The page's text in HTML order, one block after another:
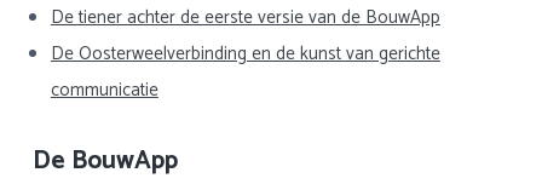
De tiener achter de eerste versie van de BouwApp
De Oosterweelverbinding en de kunst van gerichte
communicatie
De BouwApp